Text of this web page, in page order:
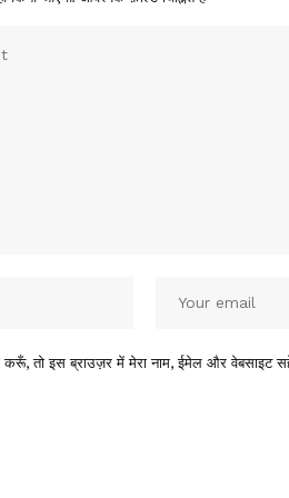
करूँ, तो इस ब्राउज़र में मेरा नाम, ईमेल और वेबसाइट